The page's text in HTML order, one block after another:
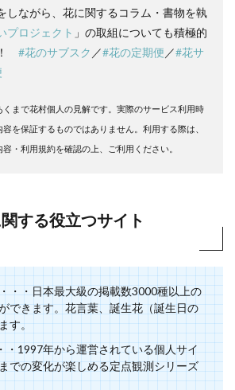
しながら、花に関するコラム・書物を執
プロジェクト 」の取組についても積極的
#花のサブスク ／#花の定期便 ／#花サ
まで花村個人の見解です。実際のサービス利用時
を保証するものではありません。利用する際は、
・利用規約を確認の上、ご利用ください。
する役立つサイト
・・・日本最大級の掲載数3000種以上の
できます。花言葉、誕生花（誕生日の
す。
・1997年から運営されている個人サイ
での変化が楽しめる定点観測シリーズ